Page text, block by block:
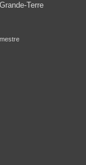
Grande-Terre